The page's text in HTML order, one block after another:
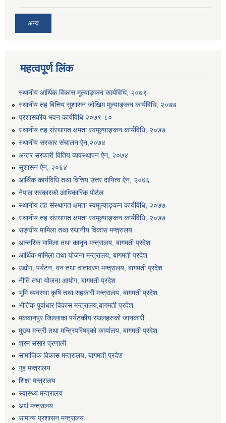
अन्य
महत्वपूर्ण लिंक
स्थानीय आर्थिक विकास मूल्याङ्कन कार्यविधि, २०७९
स्थानीय तह बित्तिय सुशासन जोखिम मूल्याङ्कन कार्यविधि, २०७७
प्रशासकीय भवन कार्यविधि २०७९-८०
स्थानीय तह संस्थागत क्षमता स्वमूल्याङ्कन कार्यविधि, २०७७
स्थानीय सरकार संचालन ऐन,२०७४
अन्तर सरकारी वितिय व्यवस्थापन ऐन, २०७४
सुशासन ऐन, २०६४
आर्थिक कार्यविधि तथा वित्तिय उत्तर दायित्व ऐन, २०७६
नेपाल सरकारको आधिकारिक पोर्टल
स्थानीय तह संस्थागत क्षमता स्वमूल्याङ्कन कार्यविधि, २०७७
स्थानीय तह संस्थागत क्षमता स्वमूल्याङ्कन कार्यविधि, २०७७
सङ्घीय मामिला तथा स्थानीय विकास मन्त्रालय
आन्तरिक मामिला तथा कानून मन्त्रालय, बागमती प्रदेश
आर्थिक मामिला तथा योजना मन्त्रालय, बागमती प्रदेश
उद्योग, पर्यटन, वन तथा वातावरण मन्त्रालय, बागमती प्रदेश
नीति तथा योजना आयोग, बागमती प्रदेश
भूमि व्यवस्था कृषि तथा सहकारी मन्त्रालय, बागमती प्रदेश
भौतिक पूर्वाधार विकास मन्त्रालय,बागमती प्रदेश
मकवानपुर जिल्लाका पर्यटकीय स्थलहरुको जानकारी
मुख्य मन्त्री तथा मन्त्रिपरिषद्को कार्यालय, बागमती प्रदेश
श्रम संसार प्रणाली
सामाजिक विकास मन्त्रालय, बागमती प्रदेश
गृह मन्त्रालय
शिक्षा मन्त्रालय
स्वास्थ्य मन्त्रालय
अर्थ मन्त्रालय
सामान्य प्रशासन मन्त्रालय